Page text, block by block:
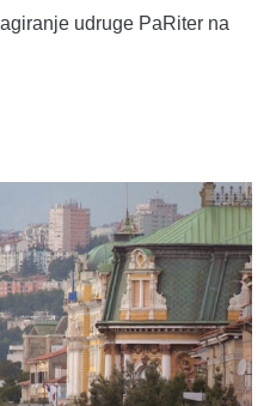
udruge PaRiter na